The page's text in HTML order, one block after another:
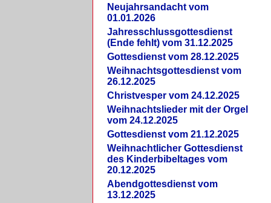
Neujahrsandacht vom
01.01.2026
Jahresschlussgottesdienst
(Ende fehlt) vom 31.12.2025
Gottesdienst vom 28.12.2025
Weihnachtsgottesdienst vom
26.12.2025
Christvesper vom 24.12.2025
Weihnachtslieder mit der Orgel
vom 24.12.2025
Gottesdienst vom 21.12.2025
Weihnachtlicher Gottesdienst
des Kinderbibeltages vom
20.12.2025
Abendgottesdienst vom
13.12.2025